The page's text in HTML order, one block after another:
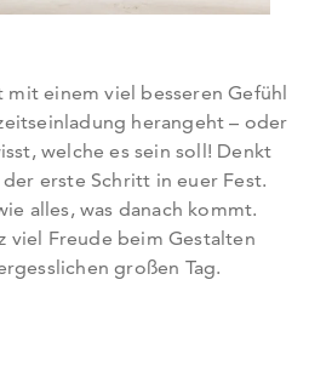
einem viel besseren Gefühl
herangeht – oder
welche es sein soll! Denkt
erste Schritt in euer Fest.
alles, was danach kommt.
viel Freude beim Gestalten
großen Tag.